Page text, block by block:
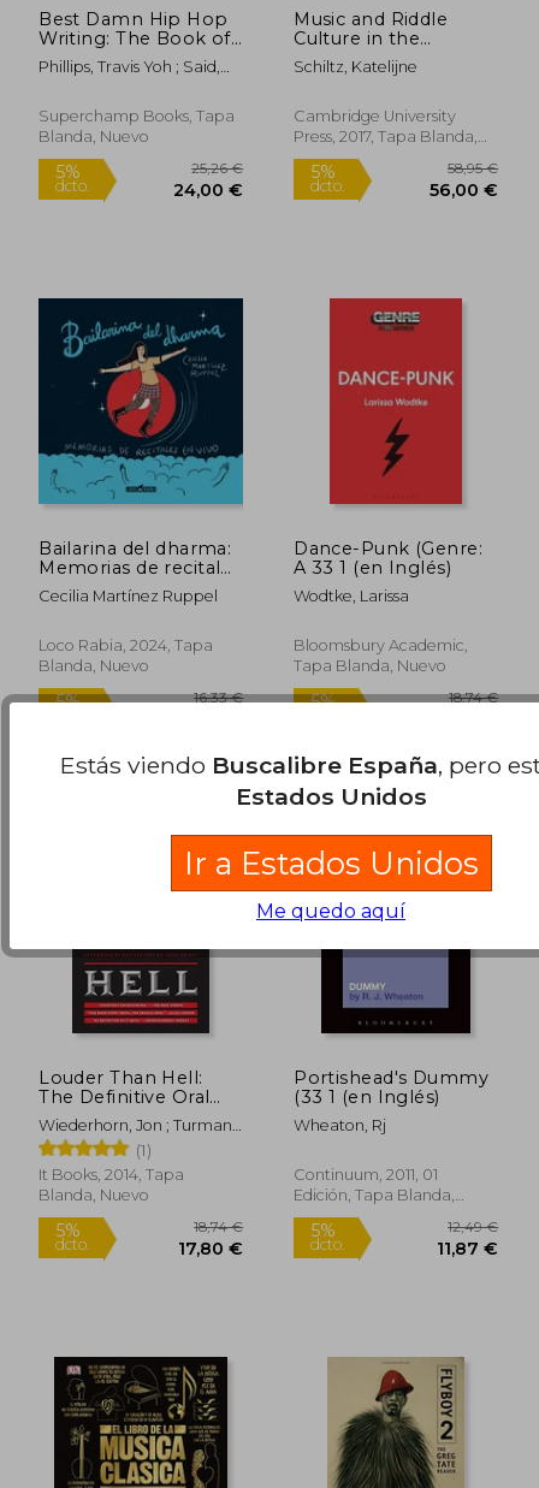
dcto. 31,04 € dcto.
5%
dcto.
29,00 €
27,55 €
Rápido
5%
dcto.
Best Damn Hip Hop
Writing: The Book of
Yoh (en Inglés)
Phillips, Travis Yoh ; Said,
Superchamp Books, Tapa
Blanda, Nuevo
Music and Riddle
Culture in the
Renaissance (en
Inglés)
Schiltz, Katelijne
Cambridge University
Press, 2017, Tapa Blanda,
Nuevo
Bailarina del dharma:
Memorias de recitales
en vivo
Cecilia Martínez Ruppel
Loco Rabia, 2024, Tapa
Blanda, Nuevo
Dance-Punk (Genre:
A 33 1 (en Inglés)
Wodtke, Larissa
Bloomsbury Academic,
Tapa Blanda, Nuevo
Louder Than Hell:
The Definitive Oral
History of Metal (en
Inglés)
Wiederhorn, Jon ; Turman,
Katherine
(1)
It Books, 2014, Tapa
Blanda, Nuevo
Portishead's Dummy
(33 1 (en Inglés)
Wheaton, Rj
Continuum, 2011, 01
Edición, Tapa Blanda,
Nuevo
Estás viendo Buscalibre España, pero
Estados Unidos
Ir a Estados Unidos
Me quedo aquí